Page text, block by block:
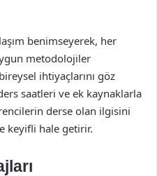
benimseyerek, her
metodolojiler
ihtiyaçlarını göz
saatleri ve ek kaynaklarla
derse olan ilgisini
keyifli hale getirir.